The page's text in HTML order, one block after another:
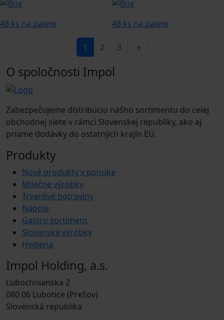
48 ks na palete 48 ks na palete
1 2 3 →
O spoločnosti Impol
Zabezpečujeme distribúciu nášho sortimentu do celej
obchodnej siete v rámci Slovenskej republiky, ako aj
priame dodávky do ostatných krajín EÚ.
Produkty
Nové produkty v ponuke
Mliečne výrobky
Trvanlivé potraviny
Nápoje
Gastro sortiment
Slovenské výrobky
Hygiena
Impol Holding, a.s.
Ľubochnianska 2
080 06 Ľubotice (Prešov)
Slovenská republika